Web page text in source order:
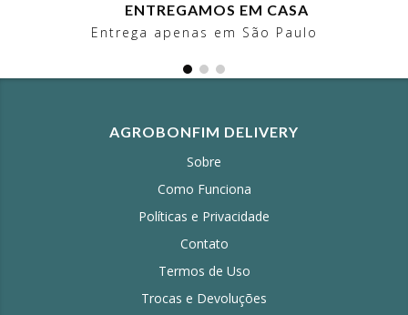
ENTREGAMOS EM CASA
Entrega apenas em São Paulo
AGROBONFIM DELIVERY
Sobre
Como Funciona
Políticas e Privacidade
Contato
Termos de Uso
Trocas e Devoluções